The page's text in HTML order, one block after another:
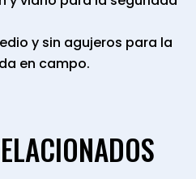
y sin agujeros para la
en campo.